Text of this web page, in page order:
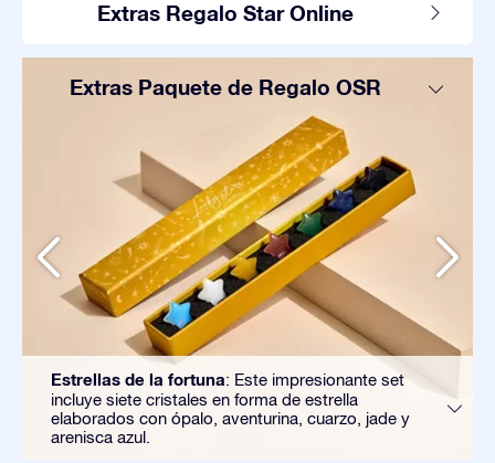
Extras Regalo Star Online
Extras Paquete de Regalo OSR
Estrellas de la fortuna: Este impresionante set
incluye siete cristales en forma de estrella
elaborados con ópalo, aventurina, cuarzo, jade y
arenisca azul.